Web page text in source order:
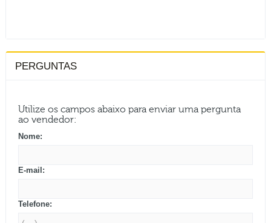
PERGUNTAS
Utilize os campos abaixo para enviar uma pergunta
ao vendedor:
Nome:
E-mail:
Telefone: